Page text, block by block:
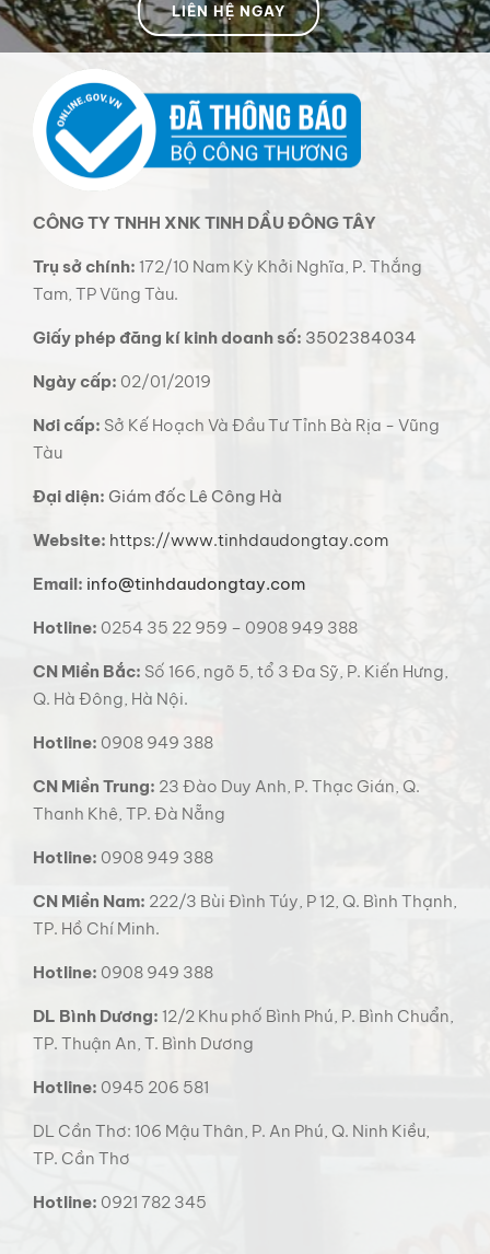
LIÊN HỆ NGAY
CÔNG TY TNHH XNK TINH DẦU ĐÔNG TÂY
Trụ sở chính: 172/10 Nam Kỳ Khởi Nghĩa, P. Thắng
Tam, TP Vũng Tàu.
Giấy phép đăng kí kinh doanh số: 3502384034
Ngày cấp: 02/01/2019
Nơi cấp: Sở Kế Hoạch Và Đầu Tư Tỉnh Bà Rịa - Vũng
Tàu
Đại diện: Giám đốc Lê Công Hà
Website: https://www.tinhdaudongtay.com
Email: info@tinhdaudongtay.com
Hotline: 0254 35 22 959 – 0908 949 388
CN Miền Bắc: Số 166, ngõ 5, tổ 3 Đa Sỹ, P. Kiến Hưng,
Q. Hà Đông, Hà Nội.
Hotline: 0908 949 388
CN Miền Trung: 23 Đào Duy Anh, P. Thạc Gián, Q.
Thanh Khê, TP. Đà Nẵng
Hotline: 0908 949 388
CN Miền Nam: 222/3 Bùi Đình Túy, P 12, Q. Bình Thạnh,
TP. Hồ Chí Minh.
Hotline: 0908 949 388
DL Bình Dương: 12/2 Khu phố Bình Phú, P. Bình Chuẩn,
TP. Thuận An, T. Bình Dương
Hotline: 0945 206 581
DL Cần Thơ: 106 Mậu Thân, P. An Phú, Q. Ninh Kiều,
TP. Cần Thơ
Hotline: 0921 782 345